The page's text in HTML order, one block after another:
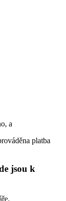
a
platba
jsou k